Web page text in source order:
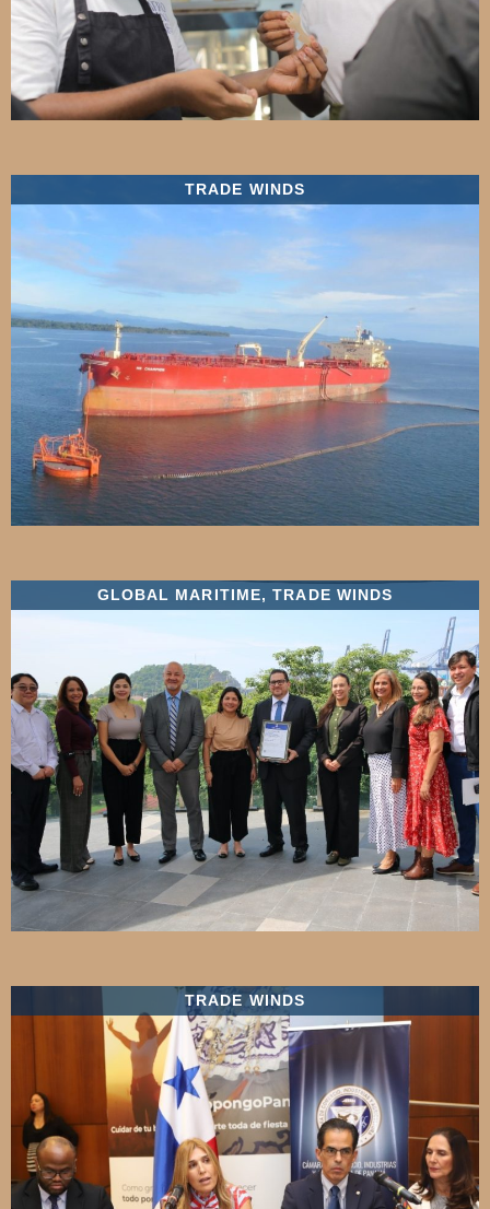
TRADE WINDS
GLOBAL MARITIME,TRADE WINDS
TRADE WINDS